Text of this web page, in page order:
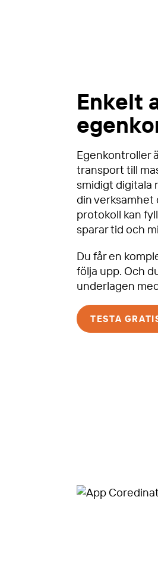
Enkelt
Egenkontroller
transport till
smidigt digitala
din verksamhet
protokoll kan
sparar tid och
Du får en
följa upp. Och
underlagen
TESTA